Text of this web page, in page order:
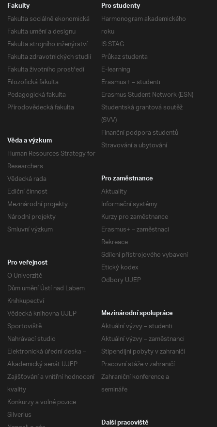
Fakulty
Fakulta sociálně ekonomická
Fakulta umění a designu
Fakulta strojního inženýrství
Fakulta zdravotnických studií
Fakulta životního prostředí
Filozofická fakulta
Pedagogická fakulta
Přírodovědecká fakulta
Pro studenty
Harmonogram akademického
roku
IS STAG
Průkaz studenta
E-learning
Erasmus+ – studenti
Erasmus Student Network (ESN)
Studentská grantová soutěž
(SVV)
Finanční podpora studentů
Stravování a ubytování
Věda a výzkum
Human Resources Strategy for
Researchers
Vědecká rada
Ediční činnost
Mezinárodní projekty
Národní projekty
Smluvní výzkum
Pro zaměstnance
Aktuality
Informační systémy
Kurzy pro zaměstnance
Erasmus+ – zaměstnaci
Rekreace
Sdílení přístrojového vybavení
Etický kodex
Odbory UJEP
Pro veřejnost
O Univerzitě
Dům umění Ústí nad Labem
Knihkupectví
Vědecká knihovna UJEP
Sportoviště
Nahrávací studio
Elektronická úřední deska –
Akademický senát UJEP
Zajišťování a vnitřní hodnocení
kvality
Konkurzy a volné pozice
Silverius
Mezinárodní spolupráce
Aktuální výzvy – studenti
Aktuální výzvy – zaměstnanci
Stipendijní pobyty v zahraničí
Pracovní stáže v zahraničí
Zahraniční konference a
semináře
Další pracoviště